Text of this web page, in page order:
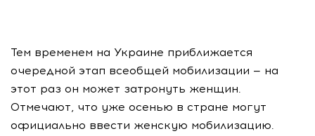
Тем временем на Украине приближается
очередной этап всеобщей мобилизации — на
этот раз он может затронуть женщин.
Отмечают, что уже осенью в стране могут
официально ввести женскую мобилизацию.